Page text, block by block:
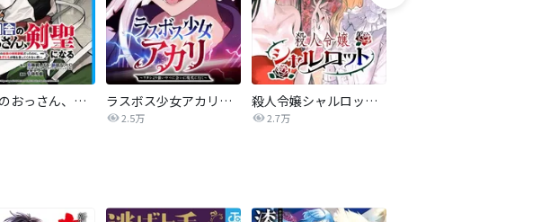
片田舎のおっさん、剣聖になる～ただの田舎の剣術師範だったのに、大成した弟子たちが俺を放ってくれない件～(話売り) ラスボス少女アカリ～ワタシより強いやつに会いに現代に行く～【タテヨミ】
2.5万
殺人令嬢シャルロット【タテヨミ】
2.7万